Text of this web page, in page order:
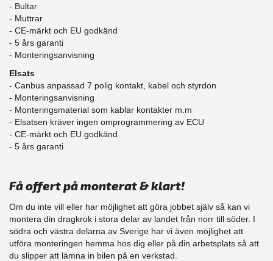
- Bultar
- Muttrar
- CE-märkt och EU godkänd
​- 5 års garanti
- Monteringsanvisning
Elsats
- Canbus anpassad 7 polig kontakt, kabel och styrdon
- Monteringsanvisning
- Monteringsmaterial som kablar kontakter m.m
- Elsatsen kräver ingen omprogrammering av ECU
- CE-märkt och EU godkänd
​- 5 års garanti
Få offert på monterat & klart!
Om du inte vill eller har möjlighet att göra jobbet själv så kan vi
montera din dragkrok i stora delar av landet från norr till söder. I
södra och västra delarna av Sverige har vi även möjlighet att
​utföra monteringen hemma hos dig eller på din arbetsplats så att
du slipper att lämna in bilen på en verkstad.